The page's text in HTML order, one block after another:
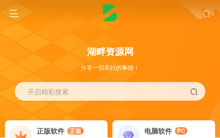
湖畔资源网
分享一切美好的事物！
开启精彩搜索
正版软件
正版
电脑软件
PC